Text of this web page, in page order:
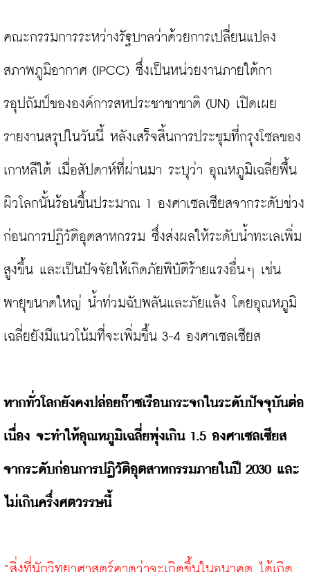
คณะกรรมการระหว่างรัฐบาลว่าด้วยการเปลี่ยนแปลง
สภาพภูมิอากาศ (IPCC) ซึ่งเป็นหน่วยงานภายใต้กา
รอุปถัมป์ขององค์การสหประชาชาชาติ (UN) เปิดเผย
รายงานสรุปในวันนี้ หลังเสร็จสิ้นการประชุมที่กรุงโซลของ
เกาหลีใต้ เมื่อสัปดาห์ที่ผ่านมา ระบุว่า อุณหภูมิเฉลี่ยพื้น
ผิวโลกนั้นร้อนขึ้นประมาณ 1 องศาเซลเซียสจากระดับช่วง
ก่อนการปฏิวัติอุตสาหกรรม ซึ่งส่งผลให้ระดับน้ำทะเลเพิ่ม
สูงขึ้น และเป็นปัจจัยให้เกิดภัยพิบัติร้ายแรงอื่นๆ เช่น
พายุขนาดใหญ่ น้ำท่วมฉับพลันและภัยแล้ง โดยอุณหภูมิ
เฉลี่ยยังมีแนวโน้มที่จะเพิ่มขึ้น 3-4 องศาเซลเซียส
หากทั่วโลกยังคงปล่อยก๊าซเรือนกระจกในระดับปัจจุบันต่อ
เนื่อง จะทำให้อุณหภูมิเฉลี่ยพุ่งเกิน 1.5 องศาเซลเซียส
จากระดับก่อนการปฏิวัติอุตสาหกรรมภายในปี 2030 และ
ไม่เกินครึ่งศตวรรษนี้